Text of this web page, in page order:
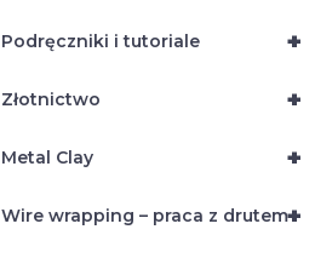
+
Podręczniki i tutoriale
+
Złotnictwo
+
Metal Clay
+
Wire wrapping – praca z drutem